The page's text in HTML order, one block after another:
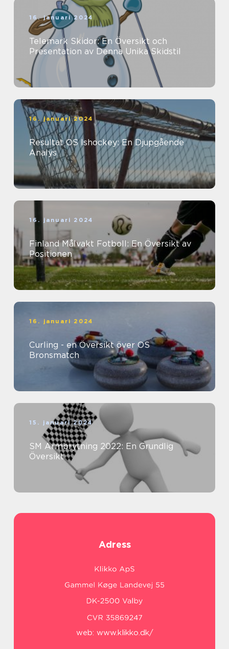
16. januari 2024
Telemark Skidor: En Översikt och
Presentation av Denna Unika Skidstil
16. januari 2024
Resultat OS Ishockey: En Djupgående
Analys
16. januari 2024
Finland Målvakt Fotboll: En Översikt av
Positionen
16. januari 2024
Curling - en Översikt över OS
Bronsmatch
15. januari 2024
SM Armbrytning 2022: En Grundlig
Översikt
Adress
web: www.klikko.dk/